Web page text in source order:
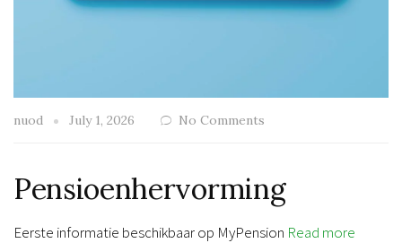
nuod July 1, 2026 No Comments
Pensioenhervorming
Eerste informatie beschikbaar op MyPension Read more